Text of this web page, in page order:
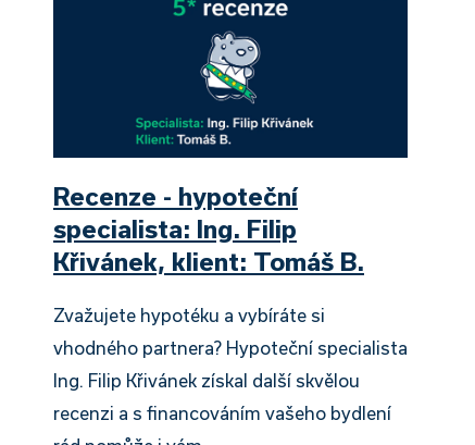
Recenze - hypoteční
specialista: Ing. Filip
Křivánek, klient: Tomáš B.
Zvažujete hypotéku a vybíráte si
vhodného partnera? Hypoteční specialista
Ing. Filip Křivánek získal další skvělou
recenzi a s financováním vašeho bydlení